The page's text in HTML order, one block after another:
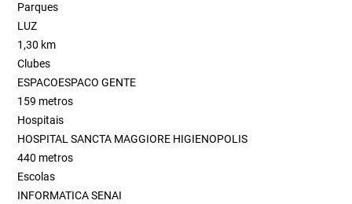
Parques
LUZ
1,30 km
Clubes
ESPACOESPACO GENTE
159 metros
Hospitais
HOSPITAL SANCTA MAGGIORE HIGIENOPOLIS
440 metros
Escolas
INFORMATICA SENAI